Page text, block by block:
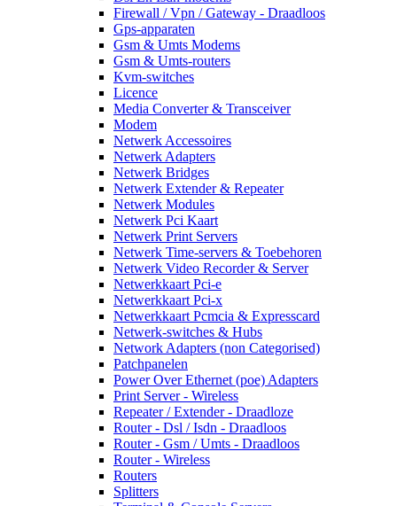
Firewall / Vpn / Gateway - Draadloos
Gps-apparaten
Gsm & Umts Modems
Gsm & Umts-routers
Kvm-switches
Licence
Media Converter & Transceiver
Modem
Netwerk Accessoires
Netwerk Adapters
Netwerk Bridges
Netwerk Extender & Repeater
Netwerk Modules
Netwerk Pci Kaart
Netwerk Print Servers
Netwerk Time-servers & Toebehoren
Netwerk Video Recorder & Server
Netwerkkaart Pci-e
Netwerkkaart Pci-x
Netwerkkaart Pcmcia & Expresscard
Netwerk-switches & Hubs
Network Adapters (non Categorised)
Patchpanelen
Power Over Ethernet (poe) Adapters
Print Server - Wireless
Repeater / Extender - Draadloze
Router - Dsl / Isdn - Draadloos
Router - Gsm / Umts - Draadloos
Router - Wireless
Routers
Splitters